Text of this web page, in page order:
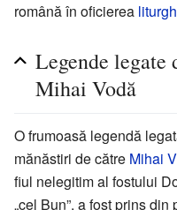
română în oficierea
Legende
Mihai Vodă
O frumoasă legendă
mănăstiri de către Mihai
fiul nelegitim al fostului
„cel Bun”, a fost prins